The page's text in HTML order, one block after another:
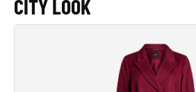
SHOP THE LOOK
CITY LOOK